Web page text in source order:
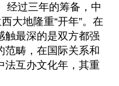
经过三年的筹备，中
大地隆重“开年”。在
触最深的是双方都强
范畴，在国际关系和
法互办文化年，其重